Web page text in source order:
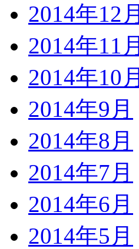
2014年12月
2014年11月
2014年10月
2014年9月
2014年8月
2014年7月
2014年6月
2014年5月